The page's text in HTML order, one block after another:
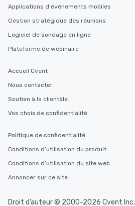
Applications d'événements mobiles
Gestion stratégique des réunions
Logiciel de sondage en ligne
Plateforme de webinaire
Accueil Cvent
Nous contacter
Soutien à la clientèle
Vos choix de confidentialité
Politique de confidentialité
Conditions d’utilisation du produit
Conditions d’utilisation du site web
Annoncer sur ce site
Droit d’auteur © 2000-2026 Cvent Inc.